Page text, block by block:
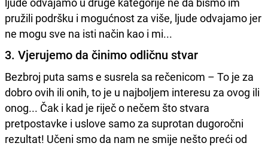
pružili podršku i mogućnost za više, ljude odvajamo jer
ne mogu sve na isti način kao i mi...
3. Vjerujemo da činimo odličnu stvar
Bezbroj puta sams e susrela sa rečenicom – To je za
dobro ovih ili onih, to je u najboljem interesu za ovog ili
onog... Čak i kad je riječ o nečem što stvara
pretpostavke i uslove samo za suprotan dugoročni
rezultat! Učeni smo da nam ne smije nešto preći od